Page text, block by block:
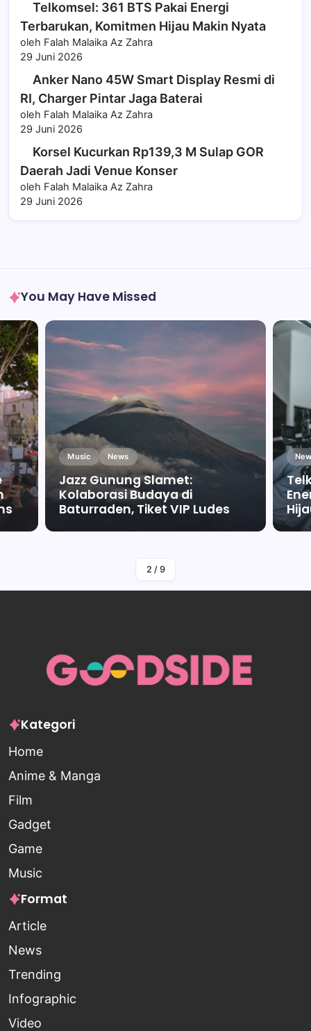
Telkomsel: 361 BTS Pakai Energi
Terbarukan, Komitmen Hijau Makin Nyata
oleh Falah Malaika Az Zahra
29 Juni 2026
Anker Nano 45W Smart Display Resmi di
RI, Charger Pintar Jaga Baterai
oleh Falah Malaika Az Zahra
29 Juni 2026
Korsel Kucurkan Rp139,3 M Sulap GOR
Daerah Jadi Venue Konser
oleh Falah Malaika Az Zahra
29 Juni 2026
You May Have Missed
Music News
Jazz Gunung Slamet:
Kolaborasi Budaya di
Baturraden, Tiket VIP Ludes
By Falah Malaika Az Zahra
2 / 9
Kategori
Home
Anime & Manga
Film
Gadget
Game
Music
Format
Article
News
Trending
Infographic
Video